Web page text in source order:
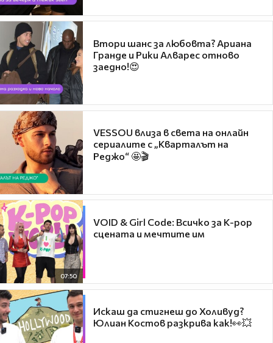
Втори шанс за любовта? Ариана
Гранде и Рики Алварес отново
заедно!😍
VESSOU влиза в света на онлайн
сериалите с „Кварталът на
Реджо“ 🤩🎬
07:50
VOID & Girl Code: Всичко за K-pop
сцената и мечтите им
Искаш да стигнеш до Холивуд?
Юлиан Костов разкрива как!👀💥